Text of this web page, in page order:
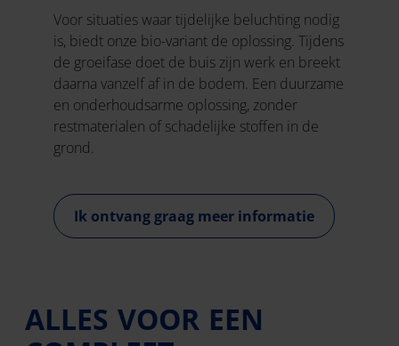
Voor situaties waar tijdelijke beluchting nodig
is, biedt onze bio-variant de oplossing. Tijdens
de groeifase doet de buis zijn werk en breekt
daarna vanzelf af in de bodem. Een duurzame
en onderhoudsarme oplossing, zonder
restmaterialen of schadelijke stoffen in de
grond.
Ik ontvang graag meer informatie
ALLES VOOR EEN